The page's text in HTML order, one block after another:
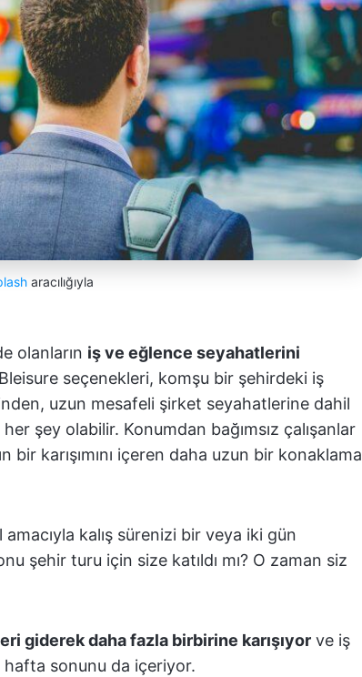
aracılığıyla
olanların iş ve eğlence seyahatlerini
seçenekleri, komşu bir şehirdeki iş
uzun mesafeli şirket seyahatlerine dahil
şey olabilir. Konumdan bağımsız çalışanlar
bir karışımını içeren daha uzun bir konaklama
kalış sürenizi bir veya iki gün
şehir turu için size katıldı mı? O zaman siz
giderek daha fazla birbirine karışıyor ve iş
sonunu da içeriyor.